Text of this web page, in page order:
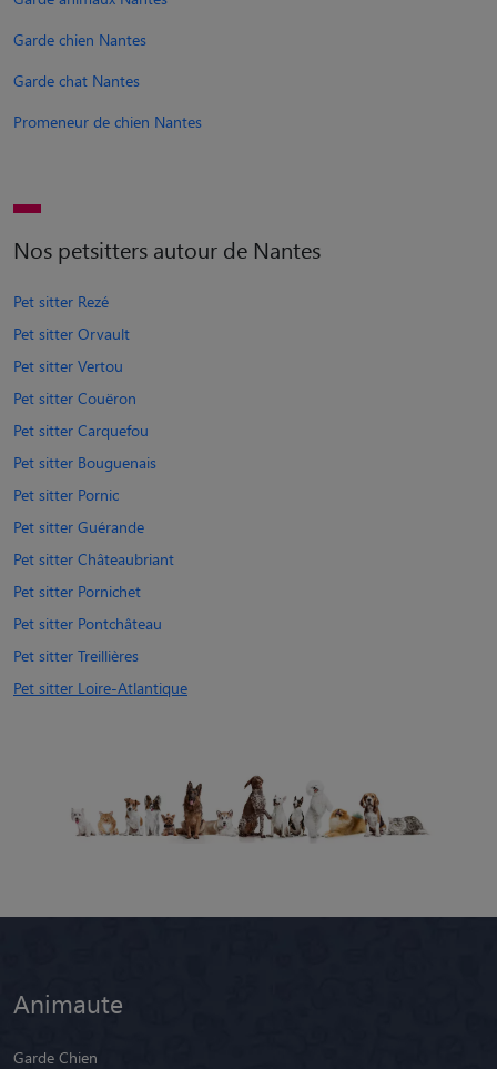
Garde chien Nantes
Garde chat Nantes
Promeneur de chien Nantes
Nos petsitters autour de Nantes
Pet sitter Rezé
Pet sitter Orvault
Pet sitter Vertou
Pet sitter Couëron
Pet sitter Carquefou
Pet sitter Bouguenais
Pet sitter Pornic
Pet sitter Guérande
Pet sitter Châteaubriant
Pet sitter Pornichet
Pet sitter Pontchâteau
Pet sitter Treillières
Pet sitter Loire-Atlantique
Animaute
Garde Chien